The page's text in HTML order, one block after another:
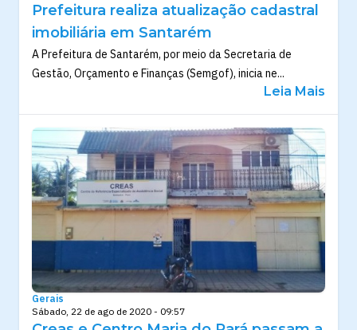
Prefeitura realiza atualização cadastral
imobiliária em Santarém
A Prefeitura de Santarém, por meio da Secretaria de
Gestão, Orçamento e Finanças (Semgof), inicia ne...
Leia Mais
Gerais
Sábado, 22 de ago de 2020 - 09:57